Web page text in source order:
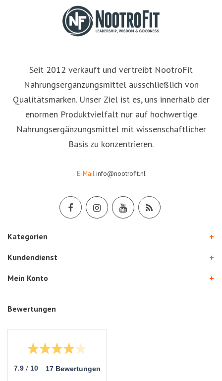
Seit 2012 verkauft und vertreibt NootroFit
Nahrungsergänzungsmittel ausschließlich von
Qualitätsmarken. Unser Ziel ist es, uns innerhalb der
enormen Produktvielfalt nur auf hochwertige
Nahrungsergänzungsmittel mit wissenschaftlicher
Basis zu konzentrieren.
E-Mail info@nootrofit.nl
Kategorien
Kundendienst
Mein Konto
Bewertungen
7.9 / 10 17 Bewertungen